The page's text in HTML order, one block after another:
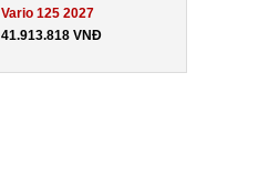
Vario 125 2027
41.913.818 VNĐ